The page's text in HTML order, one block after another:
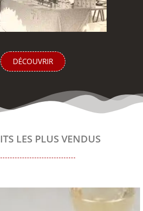
DÉCOUVRIR
LES PLUS VENDUS